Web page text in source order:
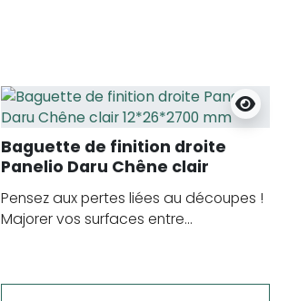
Baguette de finition droite
Panelio Daru Chêne clair
12*26*2700 mm
Pensez aux pertes liées au découpes !
Majorer vos surfaces entre...